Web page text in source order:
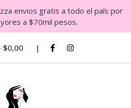
envios gratis a todo el país por
a $70mil pesos.
$0,00